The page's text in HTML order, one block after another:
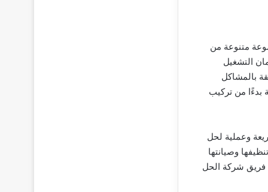
متنوعة من
التشغيل
بالمشاكل
بدءًا من تركيب
وعملية لحل
وصيانتها
فريق شركة الحل